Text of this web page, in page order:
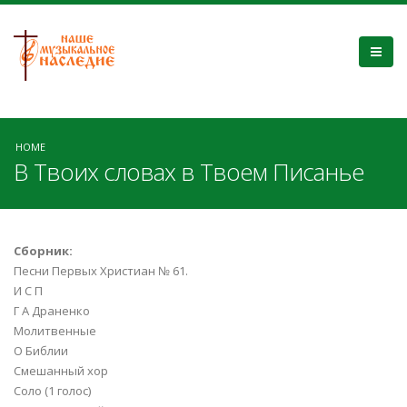
HOME
В Твоих словах в Твоем Писанье
Сборник:
Песни Первых Христиан № 61.
И С П
Г А Драненко
Молитвенные
О Библии
Смешанный хор
Соло (1 голос)